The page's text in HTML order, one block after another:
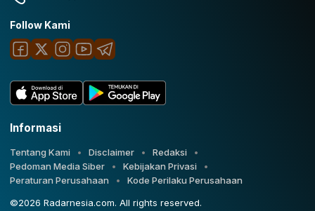
Follow Kami
Informasi
Tentang Kami Disclaimer
Redaksi
Pedoman Media Siber
Kebijakan Privasi
Peraturan Perusahaan
Kode Perilaku Perusahaan
©2026 Radarnesia.com. All rights reserved.